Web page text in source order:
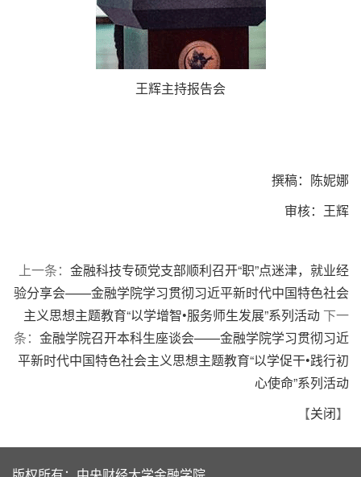
王辉主持报告会
撰稿：陈妮娜
审核：王辉
上一条： 金融科技专硕党支部顺利召开“职”点迷津，就业经
验分享会——金融学院学习贯彻习近平新时代中国特色社会
主义思想主题教育“以学增智•服务师生发展”系列活动 下一
条： 金融学院召开本科生座谈会——金融学院学习贯彻习近
平新时代中国特色社会主义思想主题教育“以学促干•践行初
心使命”系列活动
【关闭】